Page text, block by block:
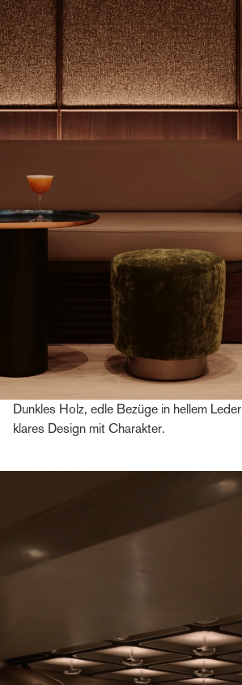
Dunkles Holz, edle Bezüge in hellem
klares Design mit Charakter.